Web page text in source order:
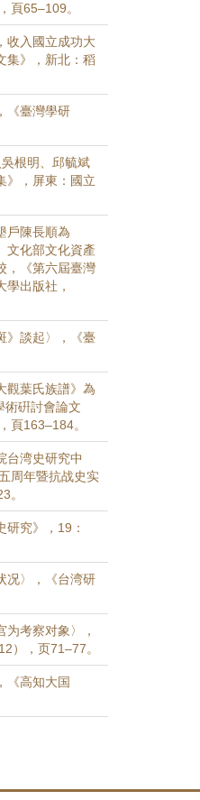
頁65–109。
收入國立成功大
集》，新北：稻
《臺灣學研
根明、邱毓斌
》，屏東：國立
戶陳長順為
文化部文化資產
，《第六屆臺灣
出版社，
》談起〉，《臺
觀葉氏族譜》為
術硏討會論文
頁163–184。
台湾史研究中
周年暨抗战史实
。
研究》，19：
况〉，《台湾研
为考察对象〉，
），页71–77。
《高知大国